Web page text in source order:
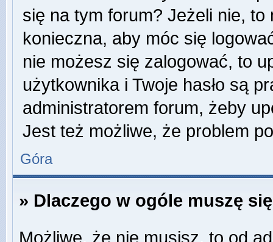
się na tym forum? Jeżeli nie,
konieczna, aby móc się
nie możesz się zalogować, to
użytkownika i Twoje hasło są
administratorem forum, żeby
Jest też możliwe, że problem
Góra
» Dlaczego w ogóle muszę
Możliwe, że nie musisz, to od